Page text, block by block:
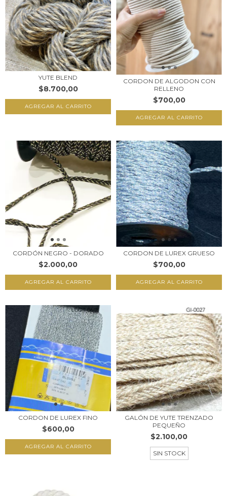
YUTE BLEND
$8.700,00
AGREGAR AL CARRITO
CORDON DE ALGODON CON
RELLENO
$700,00
AGREGAR AL CARRITO
CORDÓN NEGRO - DORADO
$2.000,00
CORDON DE LUREX GRUESO
$700,00
AGREGAR AL CARRITO
CORDON DE LUREX FINO
$600,00
AGREGAR AL CARRITO
GALÓN DE YUTE TRENZADO
PEQUEÑO
$2.100,00
SIN STOCK